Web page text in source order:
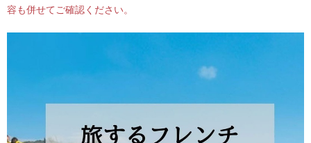
容も併せてご確認ください。